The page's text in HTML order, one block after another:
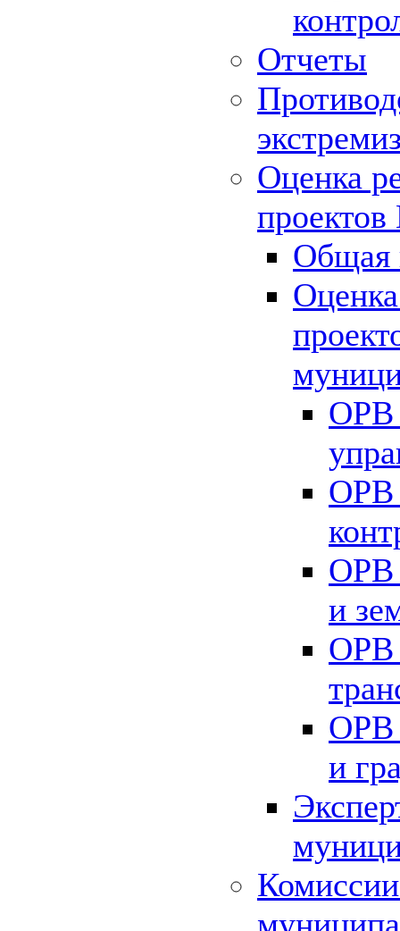
Отчеты
Оценка
Общая
ОРВ
ОРВ
ОРВ
и
ОРВ
ОРВ
и